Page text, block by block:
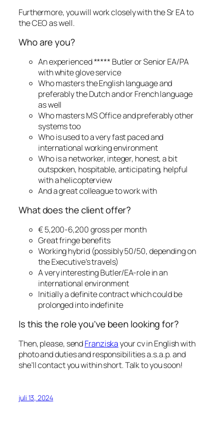
Furthermore, you will work closely with the Sr EA to
the CEO as well.
Who are you?
An experienced ***** Butler or Senior EA/PA
with white glove service
Who masters the English language and
preferably the Dutch and or French language
as well
Who masters MS Office and preferably other
systems too
Who is used to a very fast paced and
international working environment
Who is a networker, integer, honest, a bit
outspoken, hospitable, anticipating, helpful
with a helicopterview
And a great colleague to work with
What does the client offer?
€ 5,200-6,200 gross per month
Great fringe benefits
Working hybrid (possibly 50/50, depending on
the Executive’s travels)
A very interesting Butler/EA-role in an
international environment
Initially a definite contract which could be
prolonged into indefinite
Is this the role you’ve been looking for?
Then, please, sendFranziskayour cv in English with
photo and duties and responsibilities a.s.a.p. and
she’ll contact you within short. Talk to you soon!
juli 13, 2024